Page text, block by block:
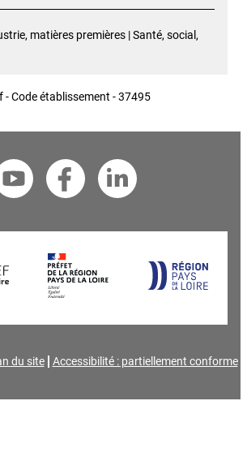
matières premières | Santé, social,
- Code établissement - 37495
du site Accessibilité : partiellement conforme